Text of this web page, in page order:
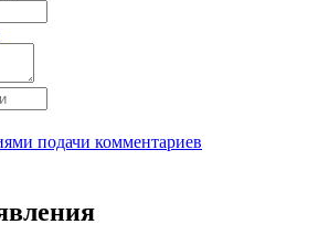
подачи комментариев